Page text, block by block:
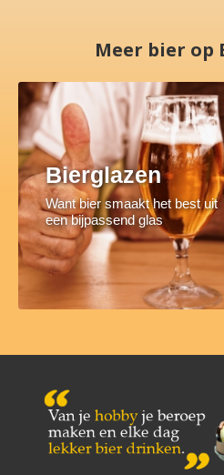
Meer bier op
Bierglazen
Want bier smaakt het best uit
een bijpassend glas